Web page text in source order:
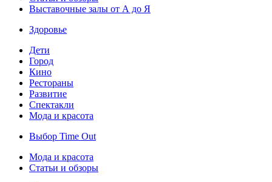
Выставочные залы от А до Я
Здоровье
Дети
Город
Кино
Рестораны
Развитие
Спектакли
Мода и красота
Выбор Time Out
Мода и красота
Статьи и обзоры